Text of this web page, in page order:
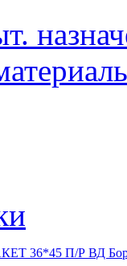
36*45 П/Р ВД